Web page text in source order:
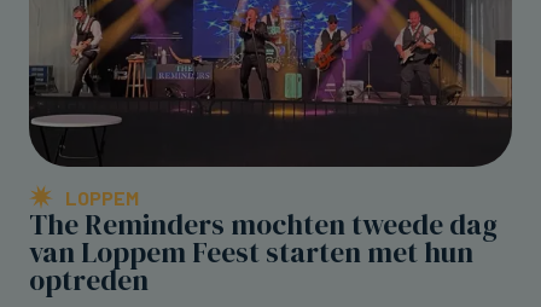
LOPPEM
The Reminders mochten tweede dag
van Loppem Feest starten met hun
optreden